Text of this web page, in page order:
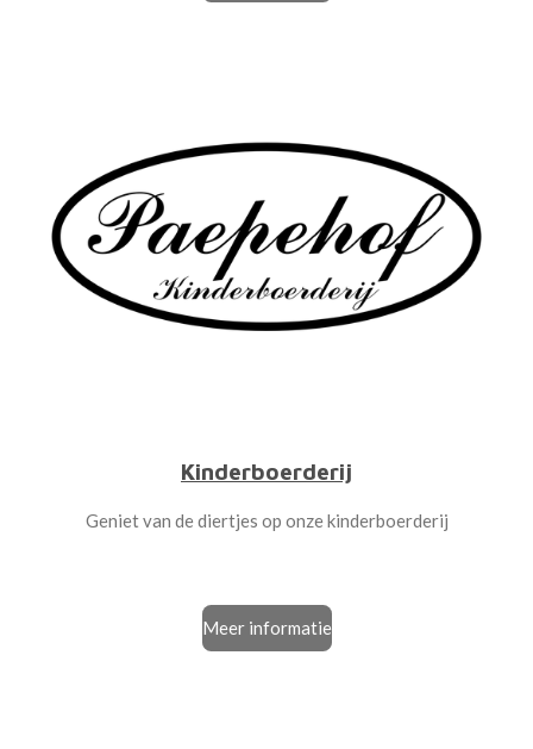
Kinderboerderij
Geniet van de diertjes op onze kinderboerderij
Meer informatie